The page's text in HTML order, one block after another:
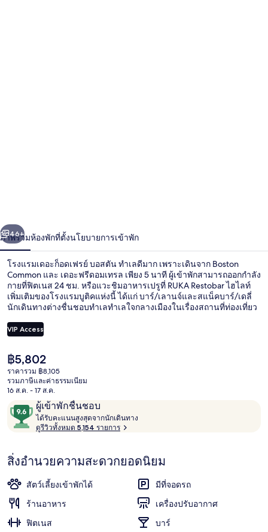
เฟรย์
บอสตัน
า
ถัดไป
46+
ภาพรวมห้องพักที่ตั้งนโยบายการเข้าพัก
โรงแรมเดอะก็อดเฟรย์ บอสตัน ทำเลดีมาก เพราะเดินจาก Boston
Common และ เดอะฟรีดอมเทรล เพียง 5 นาที ผู้เข้าพักสามารถออกกำลัง
กายที่ฟิตเนส 24 ชม. หรือแวะชิมอาหารเปรูที่ RUKA Restobar ไฮไลท์
เพิ่มเติมของโรงแรมบูติคแห่งนี้ ได้แก่ บาร์/เลานจ์และสแน็คบาร์/เดลี่
นักเดินทางต่างชื่นชอบทำเลทำเลใจกลางเมืองในเรื่องสถานที่ท่องเที่ยว
นทาวน์ครอสซิ่ง อยู่ห่างออกไปเพียงไม่กี่ก้าว และ สถานีพาร์คสตรีท ใช้
เวลาเดินไปเพียง 3 นาที
VIP Access
ราคา
ปัจจุบัน
฿5,802
฿5,802
ราคารวม ฿8,105
รวมภาษีและค่าธรรมเนียม
16 ส.ค. - 17 ส.ค.
รีวิว ผู้เข้าพักชื่นชอบ
9.6
จาก
10,
เข้า
พัก
ชอบ
ได้รับคะแนนสูงสุดจากนักเดินทาง
ค
แ
น
น
ง
ดูรีวิวทั้งหมด 5,154 รายการ
สิ่งอำนวยความสะดวกยอดนิยม
สัตว์เลี้ยงเข้าพักได้
มีที่จอดรถ
ร้านอาหาร
เครื่องปรับอากาศ
ฟิตเนส
บาร์